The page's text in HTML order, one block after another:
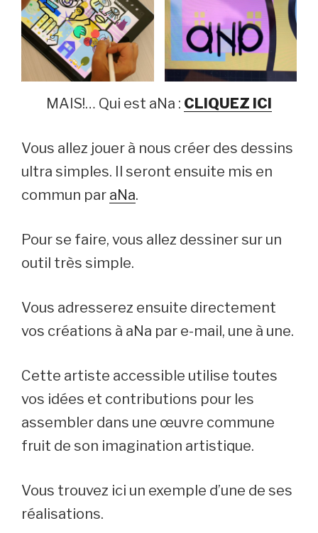
MAIS!… Qui est aNa : CLIQUEZ ICI
Vous allez jouer à nous créer des dessins
ultra simples. Il seront ensuite mis en
commun par aNa.
Pour se faire, vous allez dessiner sur un
outil très simple.
Vous adresserez ensuite directement
vos créations à aNa par e-mail, une à une.
Cette artiste accessible utilise toutes
vos idées et contributions pour les
assembler dans une œuvre commune
fruit de son imagination artistique.
Vous trouvez ici un exemple d’une de ses
réalisations.